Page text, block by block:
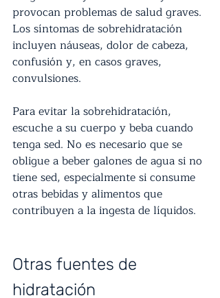
provocan problemas de salud graves.
Los síntomas de sobrehidratación
incluyen náuseas, dolor de cabeza,
confusión y, en casos graves,
convulsiones.
Para evitar la sobrehidratación,
escuche a su cuerpo y beba cuando
tenga sed. No es necesario que se
obligue a beber galones de agua si no
tiene sed, especialmente si consume
otras bebidas y alimentos que
contribuyen a la ingesta de líquidos.
Otras fuentes de
hidratación